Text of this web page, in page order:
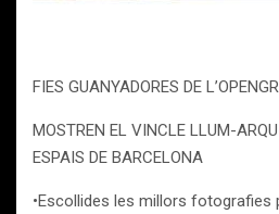
FIES GUANYADORES DE
MOSTREN EL VINCLE LLUM-
ESPAIS DE BARCELONA
•Escollides les millors fotografies